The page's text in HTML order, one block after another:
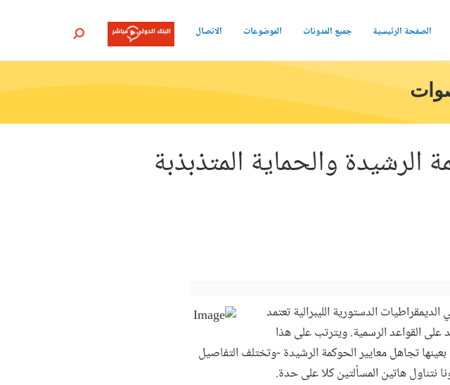
الصفحة الرئيسية جميع المدونات الموضوعات الاتصال بحث
الرشيدة والحماية المتذبذبة
الدستورية الليبرالية تعتمد
على القواعد الرسمية. ويترتب على هذا
تجاهل معايير الحوكمة الرشيدة -وتختلف التفاصيل
هاتين المسألتين كلا على حدة.